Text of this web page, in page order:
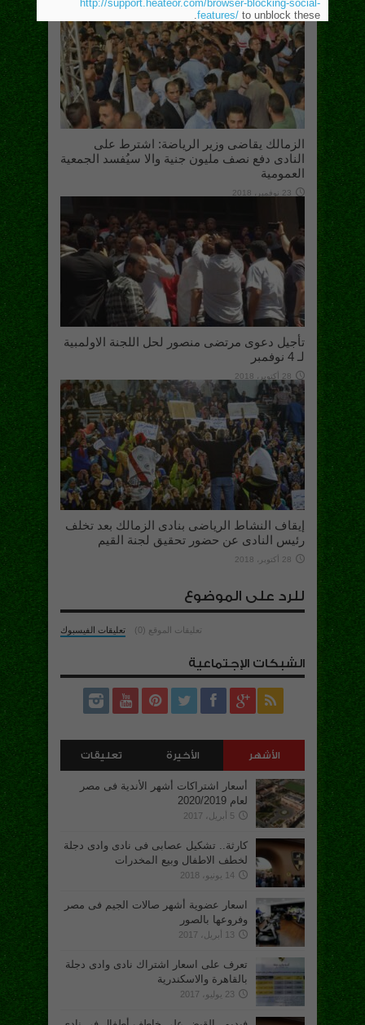
الزمالك يقاضى وزير الرياضة: اشترط على
النادى دفع نصف مليون جنية والا سيُفسد الجمعية
العمومية
23 نوفمبر، 2018
تأجيل دعوى مرتضى منصور لحل اللجنة الاولمبية
لـ 4 نوفمبر
28 أكتوبر، 2018
إيقاف النشاط الرياضى بنادى الزمالك بعد تخلف
رئيس النادى عن حضور تحقيق لجنة القيم
28 أكتوبر، 2018
للرد على الموضوع
تعليقات الفيسبوك تعليقات الموقع (0)
الشبكات الإجتماعية
الأشهر الأخيرة تعليقات
أسعار اشتراكات أشهر الأندية فى مصر
لعام 2020/2019
5 أبريل، 2017
كارثة.. تشكيل عصابى فى نادى وادى دجلة
لخطف الاطفال وبيع المخدرات
14 يونيو، 2018
اسعار عضوية أشهر صالات الجيم فى مصر
وفروعها بالصور
13 أبريل، 2017
تعرف على اسعار اشتراك نادى وادى دجلة
بالقاهرة والاسكندرية
23 يوليو، 2017
http://support.heateor.com/browser-blocking-social-
features/ to unblock these.